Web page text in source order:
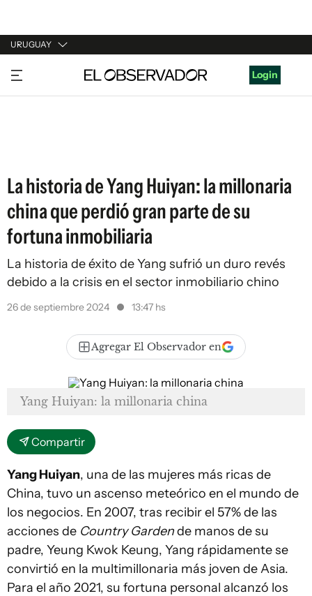
URUGUAY
URUGUAY
ARGENTINA
Login
La historia de Yang Huiyan: la millonaria
china que perdió gran parte de su
fortuna inmobiliaria
La historia de éxito de Yang sufrió un duro revés
debido a la crisis en el sector inmobiliario chino
26 de septiembre 2024 13:47 hs
Agregar El Observador en
Yang Huiyan: la millonaria china
Compartir
Yang Huiyan, una de las mujeres más ricas de
China, tuvo un ascenso meteórico en el mundo de
los negocios. En 2007, tras recibir el 57% de las
acciones de Country Gardende manos de su
padre, Yeung Kwok Keung, Yang rápidamente se
convirtió en la multimillonaria más joven de Asia.
Para el año 2021, su fortuna personal alcanzó los